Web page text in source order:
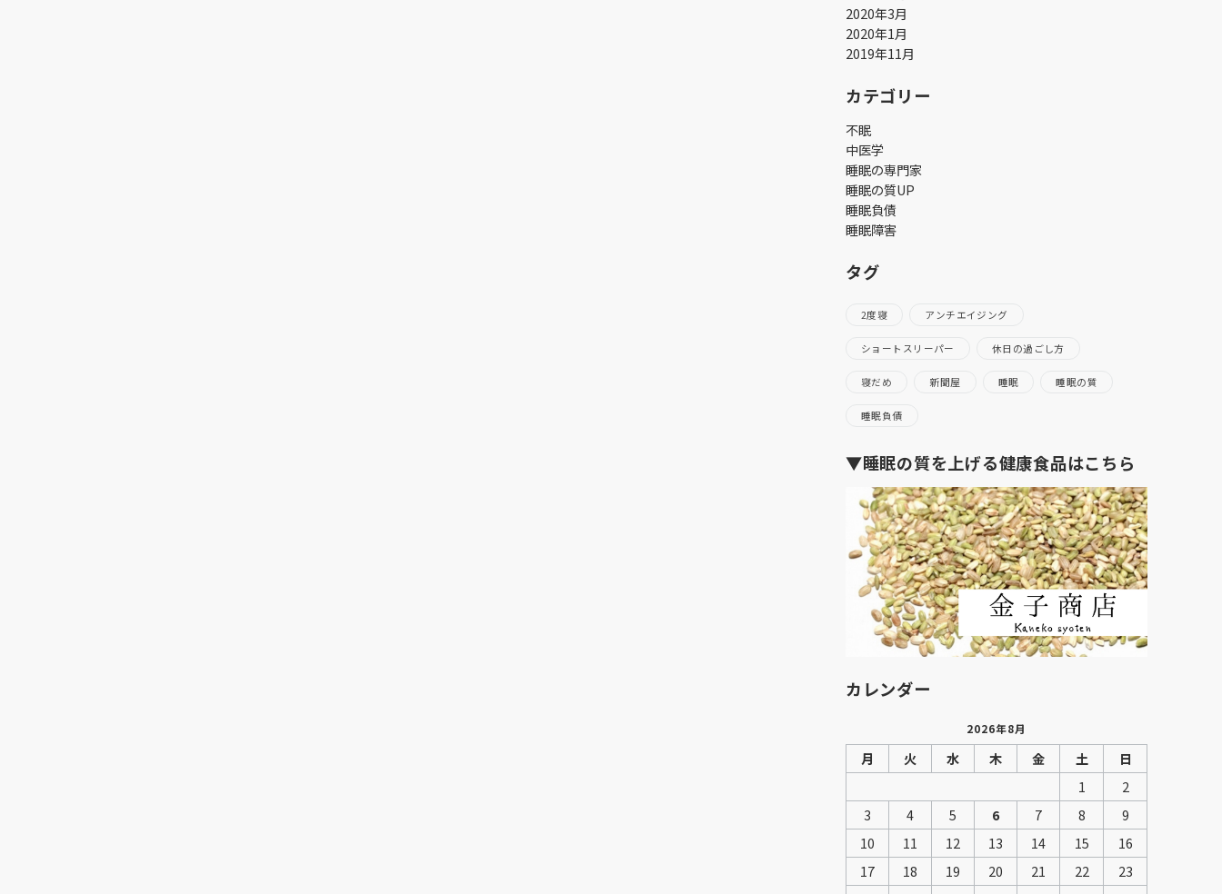
2020年3月
2020年1月
2019年11月
カテゴリー
不眠
中医学
睡眠の専門家
睡眠の質UP
睡眠負債
睡眠障害
タグ
2度寝 アンチエイジング
ショートスリーパー 休日の過ごし方
寝だめ 新聞屋 睡眠 睡眠の質
睡眠負債
▼睡眠の質を上げる健康食品はこちら
カレンダー
2026年8月
月 火 水 木 金 土
日
1
2
3
4 5 6 7 8
9
10
11 12 13 14 15
16
17
18 19 20 21 22
23